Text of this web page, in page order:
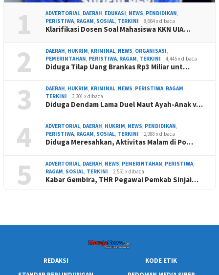
1 ADVERTORIAL, DAERAH, EDUKASI, NEWS, PENDIDIKAN,
PERISTIWA, RAGAM, SOSIAL, TERKINI 8,664 x dibaca
Klarifikasi Dosen Soal Mahasiswa KKN UIA…
2 DAERAH, HUKRIM, KRIMINAL, NEWS, ORGANISASI,
PEMERINTAHAN, PERISTIWA, RAGAM, TERKINI 4,445 x dibaca
Diduga Tilap Uang Brankas Rp3 Miliar unt…
3 DAERAH, HUKRIM, KRIMINAL, NEWS, PERISTIWA, RAGAM,
TERKINI
3,301 x dibaca
Diduga Dendam Lama Duel Maut Ayah-Anak v…
4 ADVERTORIAL, DAERAH, HUKRIM, NEWS, PENDIDIKAN,
PERISTIWA, RAGAM, SOSIAL, TERKINI 2,988 x dibaca
Diduga Meresahkan, Aktivitas Malam di Po…
5 ADVERTORIAL, DAERAH, NEWS, PEMERINTAHAN, PERISTIWA,
RAGAM, SOSIAL, TERKINI 2,551 x dibaca
Kabar Gembira, THR Pegawai Pemkab Sinjai…
REDAKSI
KODE ETIK